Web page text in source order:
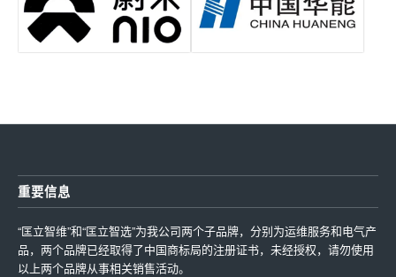
重要信息
“匡立智维”和“匡立智选”为我公司两个子品牌，分别为运维服务和电气产
品，两个品牌已经取得了中国商标局的注册证书，未经授权，请勿使用
以上两个品牌从事相关销售活动。